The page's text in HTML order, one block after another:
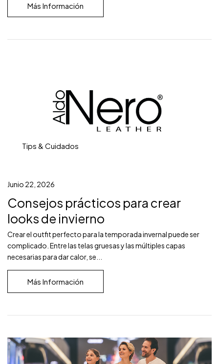
Más Información
Tips & Cuidados
Junio 22, 2026
Consejos prácticos para crear
looks de invierno
Crear el outfit perfecto para la temporada invernal puede ser
complicado. Entre las telas gruesas y las múltiples capas
necesarias para dar calor, se...
Más Información